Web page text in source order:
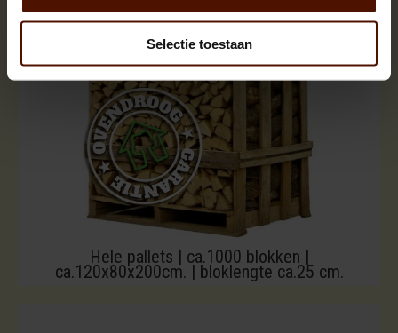
Selectie toestaan
Hele pallets | ca.1000 blokken |
ca.120x80x200cm. | bloklengte ca.25 cm.